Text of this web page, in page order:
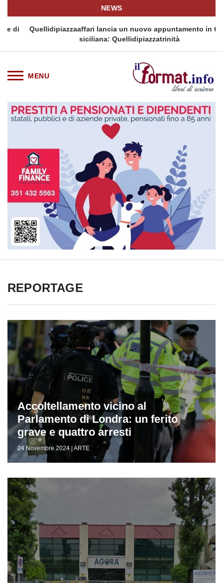
NEWS
Quellidipiazzaaffari lancia un nuovo appuntamento in terra
siciliana: Quellidipiazzatrinità
REPORTAGE
Accoltellamento vicino al
Parlamento di Londra: un ferito
grave e quattro arresti
24 Novembre 2024 | ARTE